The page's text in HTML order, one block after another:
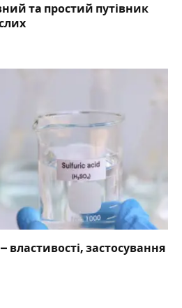
та простий путівник
властивості, застосування